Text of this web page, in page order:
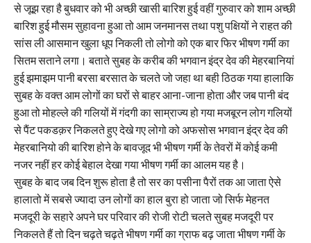
से जूझ रहा है बुधवार को भी अच्छी खासी बारिश हुई वहीं गुरुवार को शाम अच्छी
बारिश हुई मौसम सुहावना हुआ तो आम जनमानस तथा पशु पक्षियों ने राहत की
सांस ली आसमान खुला धूप निकली तो लोगो को एक बार फिर भीषण गर्मी का
सितम सताने लगा। बताते सुबह के करीब की भगवान इंद्र देव की मेहरबानियां
हुई झमाझम पानी बरसा बरसात के चलते जो जहा था बही ठिठक गया हालाकि
सुबह के वक्त आम लोगों का घरों से बाहर आना-जाना होता और जब पानी बंद
हुआ तो मोहल्ले की गलियों में गंदगी का साम्राज्य हो गया मजबूरन लोग गलियों
से पैंट पकडक़र निकलते हुए देखे गए लोगो को अफसोस भगवान इंद्र देव की
मेहरबानियो की बारिश होने के बावजूद भी भीषण गर्मी के तेवरों में कोई कमी
नजर नहीं हर कोई बेहाल देखा गया भीषण गर्मी का आलम यह है।
सुबह के बाद जब दिन शुरू होता है तो सर का पसीना पैरों तक आ जाता ऐसे
हालातो में सबसे ज्यादा उन लोगों का हाल बुरा हो जाता जो सिर्फ मेहनत
मजदूरी के सहारे अपने घर परिवार की रोजी रोटी चलते सुबह मजदूरी पर
निकलते हैं तो दिन चढ़ते चढ़ते भीषण गर्मी का ग्राफ बढ़ जाता भीषण गर्मी के